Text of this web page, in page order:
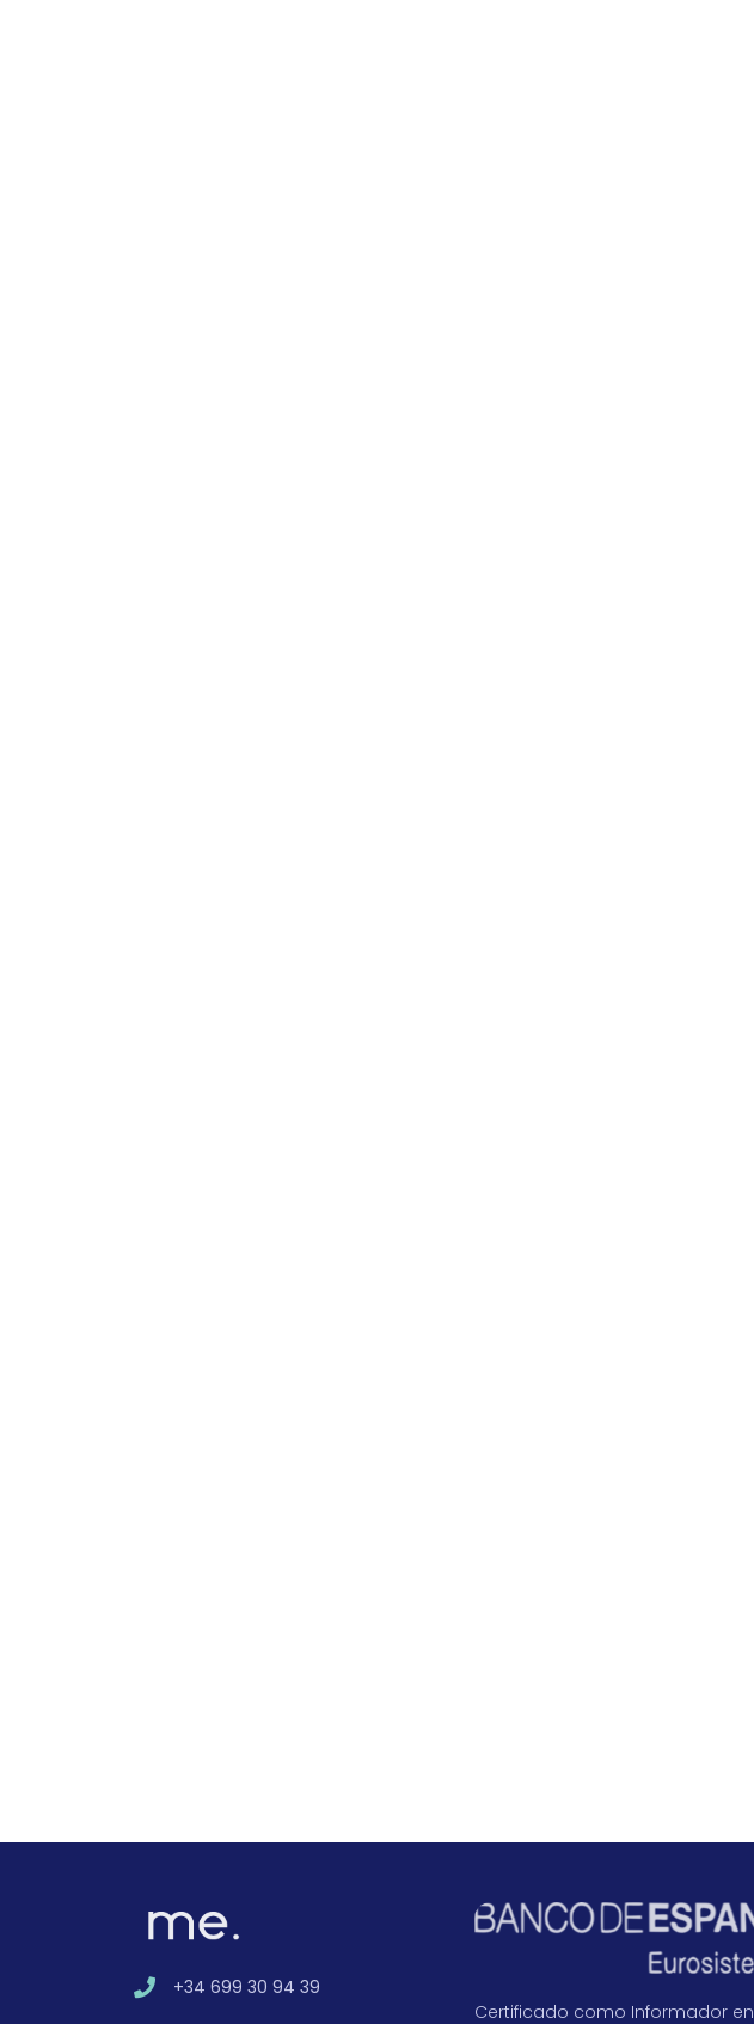
+34 699 30 94 39
Certificado como Informador en